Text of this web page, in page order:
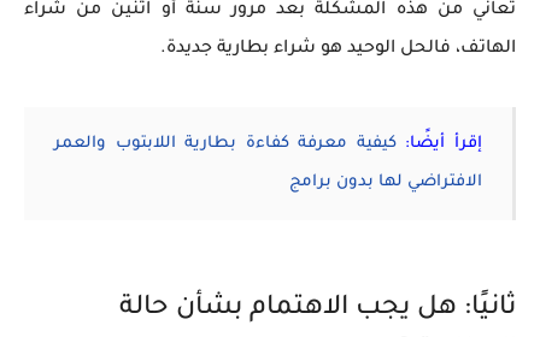
تعاني من هذه المشكلة بعد مرور سنة أو اثنين من شراء
الهاتف، فالحل الوحيد هو شراء بطارية جديدة.
إقرأ أيضًا: كيفية معرفة كفاءة بطارية اللابتوب والعمر
الافتراضي لها بدون برامج
ثانيًا: هل يجب الاهتمام بشأن حالة